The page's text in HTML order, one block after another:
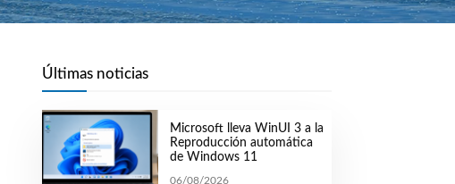
Últimas noticias
Microsoft lleva WinUI 3 a la
Reproducción automática
de Windows 11
06/08/2026